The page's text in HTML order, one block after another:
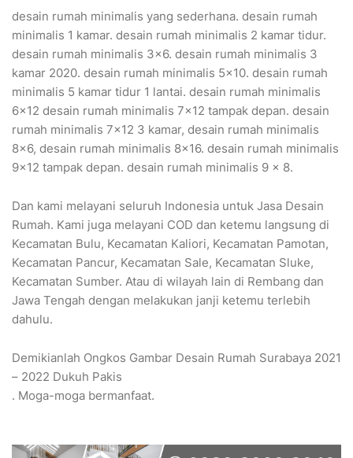
desain rumah minimalis yang sederhana. desain rumah
minimalis 1 kamar. desain rumah minimalis 2 kamar tidur.
desain rumah minimalis 3×6. desain rumah minimalis 3
kamar 2020. desain rumah minimalis 5×10. desain rumah
minimalis 5 kamar tidur 1 lantai. desain rumah minimalis
6×12 desain rumah minimalis 7×12 tampak depan. desain
rumah minimalis 7×12 3 kamar, desain rumah minimalis
8×6, desain rumah minimalis 8×16. desain rumah minimalis
9×12 tampak depan. desain rumah minimalis 9 x 8.
Dan kami melayani seluruh Indonesia untuk Jasa Desain
Rumah. Kami juga melayani COD dan ketemu langsung di
Kecamatan Bulu, Kecamatan Kaliori, Kecamatan Pamotan,
Kecamatan Pancur, Kecamatan Sale, Kecamatan Sluke,
Kecamatan Sumber. Atau di wilayah lain di Rembang dan
Jawa Tengah dengan melakukan janji ketemu terlebih
dahulu.
Demikianlah Ongkos Gambar Desain Rumah Surabaya 2021
– 2022 Dukuh Pakis
. Moga-moga bermanfaat.